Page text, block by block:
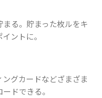
る。貯まった枚ルをキ
ントに。
グカードなどざまざま
ドできる。